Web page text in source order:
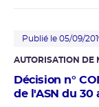
Publié le 05/09/
AUTORISATION DE
Décision n°
de l'ASN du 30